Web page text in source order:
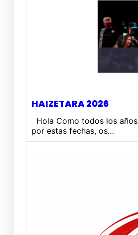
HAIZETARA 2026
Hola Como todos los años
por estas fechas, os…